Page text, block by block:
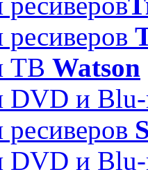
ТВ Watson
DVD и
DVD и